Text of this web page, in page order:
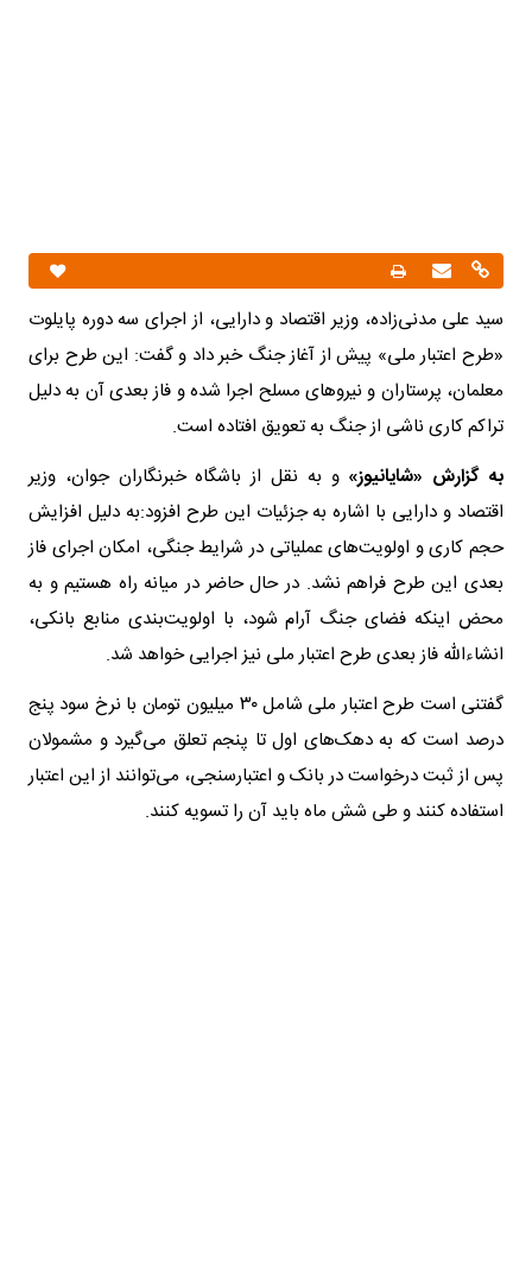
سید علی مدنی‌زاده، وزیر اقتصاد و دارایی، از اجرای سه دوره پایلوت
«طرح اعتبار ملی» پیش از آغاز جنگ خبر داد و گفت: این طرح برای
معلمان، پرستاران و نیروهای مسلح اجرا شده و فاز بعدی آن به دلیل
تراکم کاری ناشی از جنگ به تعویق افتاده است.
به گزارش «شایانیوز» و به نقل از باشگاه خبرنگاران جوان، وزیر
اقتصاد و دارایی با اشاره به جزئیات این طرح افزود:به دلیل افزایش
حجم کاری و اولویت‌های عملیاتی در شرایط جنگی، امکان اجرای فاز
بعدی این طرح فراهم نشد. در حال حاضر در میانه راه هستیم و به
محض اینکه فضای جنگ آرام شود، با اولویت‌بندی منابع بانکی،
انشاءالله فاز بعدی طرح اعتبار ملی نیز اجرایی خواهد شد.
گفتنی است طرح اعتبار ملی شامل ۳۰ میلیون تومان با نرخ سود پنج
درصد است که به دهک‌های اول تا پنجم تعلق می‌گیرد و مشمولان
پس از ثبت درخواست در بانک و اعتبارسنجی، می‌توانند از این اعتبار
استفاده کنند و طی شش ماه باید آن را تسویه کنند.